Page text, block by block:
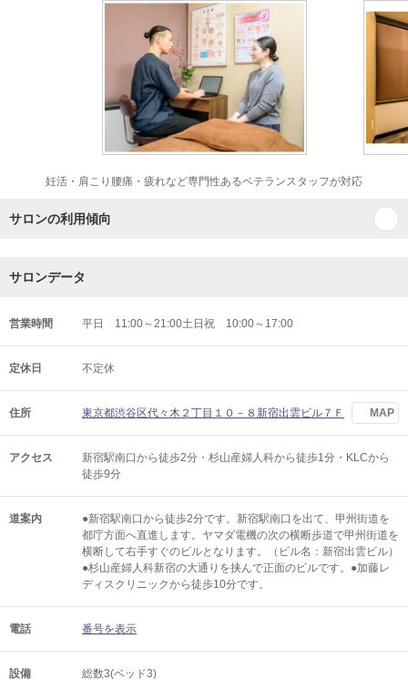
妊活・肩こり腰痛・疲れなど専門性あるベテランスタッフが対応
サロンの利用傾向
サロンデータ
営業時間 平日 11:00～21:00土日祝 10:00～17:00
定休日 不定休
住所 東京都渋谷区代々木２丁目１０－８新宿出雲ビル７Ｆ MAP
アクセス
新宿駅南口から徒歩2分・杉山産婦人科から徒歩1分・KLCから
徒歩9分
道案内
●新宿駅南口から徒歩2分です。新宿駅南口を出て、甲州街道を
都庁方面へ直進します。ヤマダ電機の次の横断歩道で甲州街道を
横断して右手すぐのビルとなります。（ビル名：新宿出雲ビル）
●杉山産婦人科新宿の大通りを挟んで正面のビルです。●加藤レ
ディスクリニックから徒歩10分です。
電話 番号を表示
設備 総数3(ベッド3)